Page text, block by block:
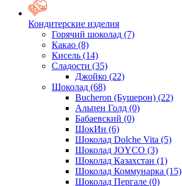
Кондитерские изделия
Горячий шоколад (7)
Какао (8)
Кисель (14)
Сладости (35)
Джойко (22)
Шоколад (68)
Bucheron (Бушерон) (22)
Альпен Голд (0)
Бабаевский (0)
ШокИн (6)
Шоколад Dolche Vita (5)
Шоколад JOYCO (3)
Шоколад Казахстан (1)
Шоколад Коммунарка (15)
Шоколад Пергале (0)